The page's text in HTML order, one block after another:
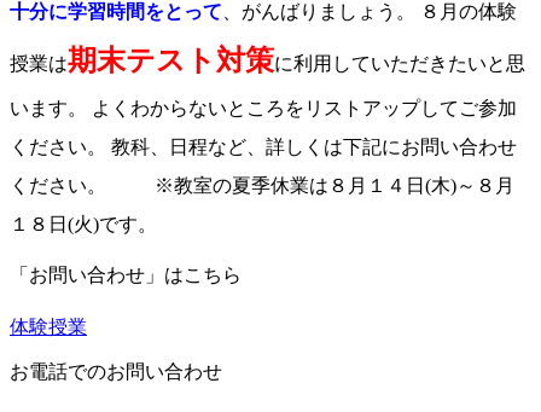
十分に学習時間をとって、がんばりましょう。 ８月の体験
授業は期末テスト対策に利用していただきたいと思
います。 よくわからないところをリストアップしてご参加
ください。 教科、日程など、詳しくは下記にお問い合わせ
ください。 ※教室の夏季休業は８月１４日(木)～８月
１８日(火)です。
「お問い合わせ」はこちら
体験授業
お電話でのお問い合わせ